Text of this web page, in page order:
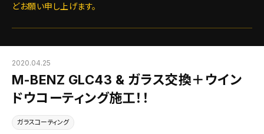
どお願い申し上げます。
2020.04.25
M-BENZ GLC43 & ガラス交換＋ウイン
ドウコーティング施工！！
ガラスコーティング